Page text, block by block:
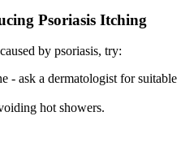
Psoriasis Itching
by psoriasis, try:
- ask a dermatologist for suitable
hot showers.